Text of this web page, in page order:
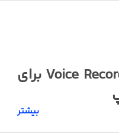
خواهید بود با Voice Recorder HD + را نیز ضبط کنید. یکی از
را تنظیم کنید تا در زمان
معینی ضبط صدا آغاز شود. Voice Recorder HD + با بیش از
اپلیکیشن ضبط صدا
دانلود برنامه +Voice Recorder HD برای
بیشتر